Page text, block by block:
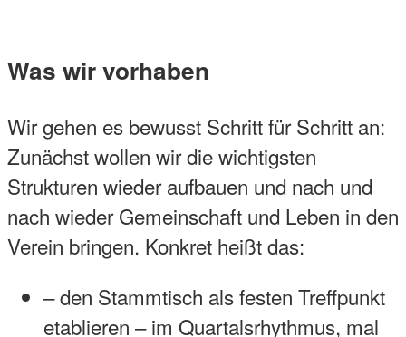
Was wir vorhaben
Wir gehen es bewusst Schritt für Schritt an:
Zunächst wollen wir die wichtigsten
Strukturen wieder aufbauen und nach und
nach wieder Gemeinschaft und Leben in den
Verein bringen. Konkret heißt das:
– den Stammtisch als festen Treffpunkt
etablieren – im Quartalsrhythmus, mal